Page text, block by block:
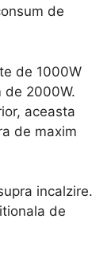
de
de 1000W
de 2000W.
aceasta
de maxim
incalzire.
de